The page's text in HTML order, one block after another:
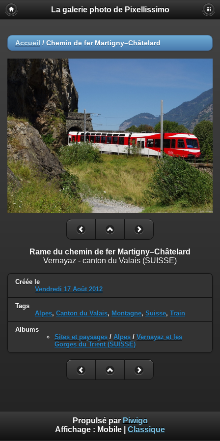
La galerie photo de Pixellissimo
Accueil / Chemin de fer Martigny–Châtelard
Rame du chemin de fer Martigny–Châtelard
Vernayaz - canton du Valais (SUISSE)
Créée le
Vendredi 17 Août 2012
Tags
Alpes, Canton du Valais, Montagne, Suisse, Train
Albums
Sites et paysages / Alpes / Vernayaz et les
Gorges du Trient (SUISSE)
Propulsé par Piwigo
Affichage : Mobile Classique